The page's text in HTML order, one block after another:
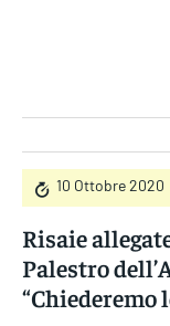
10 Ottobre 2020
Risaie
Palestro
“Chiederemo